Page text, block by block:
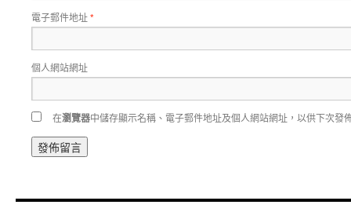
電子郵件地址*
個人網站網址
在瀏覽器中儲存顯示名稱、電子郵件地址及個人網站網址，以供下次發